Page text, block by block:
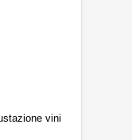
vini